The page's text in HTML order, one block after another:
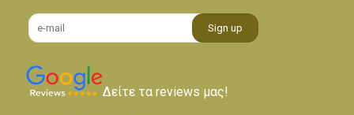
Δείτε τα reviews μας!